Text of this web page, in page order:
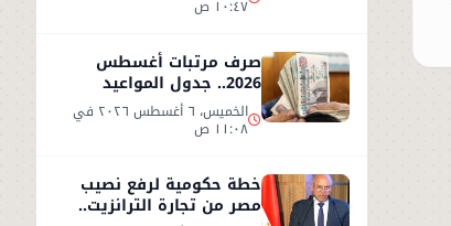
١٠:٤٧ ص
صرف مرتبات أغسطس
2026.. جدول المواعيد
وأحدث تفاصيل الحد الأدنى
للأجور الخميس، ٦ أغسطس ٢٠٢٦ في
١١:٠٨ ص
خطة حكومية لرفع نصيب
مصر من تجارة الترانزيت..